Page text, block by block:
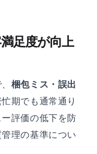
足度が向上
梱包ミス・誤出
期でも通常通り
評価の低下を防
理の基準につい